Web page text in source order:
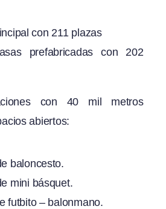
con 211 plazas
prefabricadas con 202
con 40 mil metros
abiertos:
baloncesto.
mini básquet.
futbito – balonmano.